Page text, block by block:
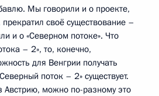
Мы говорили и о проекте,
своё существование –
и о «Северном потоке». Что
– 2», то, конечно,
для Венгрии получать
поток – 2» существует.
Австрию, можно по-разному это